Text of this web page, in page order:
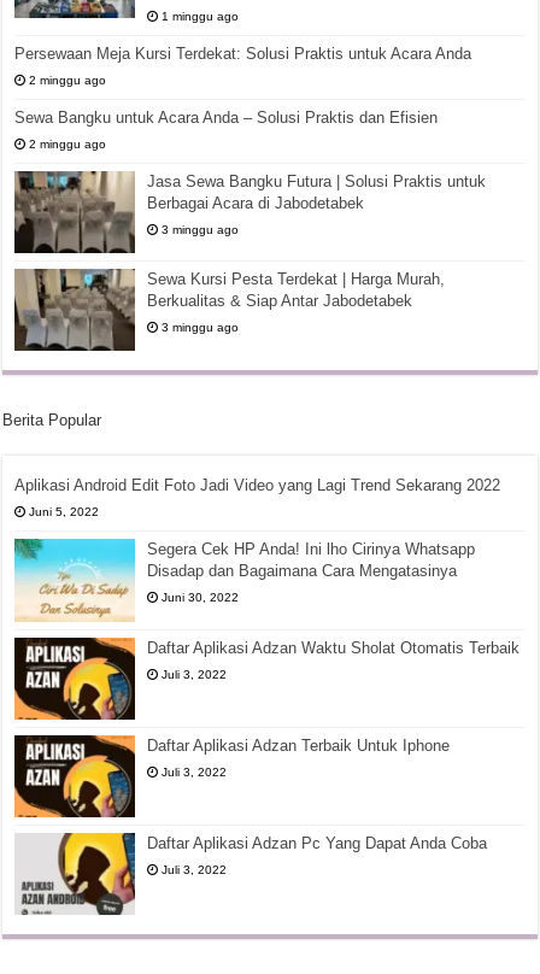
1 minggu ago
Persewaan Meja Kursi Terdekat: Solusi Praktis untuk Acara Anda
2 minggu ago
Sewa Bangku untuk Acara Anda – Solusi Praktis dan Efisien
2 minggu ago
Jasa Sewa Bangku Futura | Solusi Praktis untuk
Berbagai Acara di Jabodetabek
3 minggu ago
Sewa Kursi Pesta Terdekat | Harga Murah,
Berkualitas & Siap Antar Jabodetabek
3 minggu ago
Berita Popular
Aplikasi Android Edit Foto Jadi Video yang Lagi Trend Sekarang 2022
Juni 5, 2022
Segera Cek HP Anda! Ini lho Cirinya Whatsapp
Disadap dan Bagaimana Cara Mengatasinya
Juni 30, 2022
Daftar Aplikasi Adzan Waktu Sholat Otomatis Terbaik
Juli 3, 2022
Daftar Aplikasi Adzan Terbaik Untuk Iphone
Juli 3, 2022
Daftar Aplikasi Adzan Pc Yang Dapat Anda Coba
Juli 3, 2022